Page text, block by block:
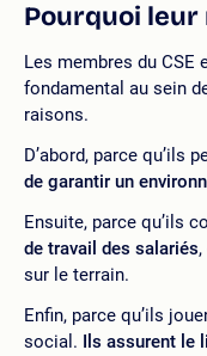
Pourquoi leur
Les membres du CSE
fondamental au sein
raisons.
D’abord, parce qu’ils
de garantir un
Ensuite, parce qu’ils
de travail des salariés
sur le terrain.
Enfin, parce qu’ils
social. Ils assurent le